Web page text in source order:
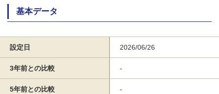
基本データ
設定日 2026/06/26
3年前との比較 -
5年前との比較 -